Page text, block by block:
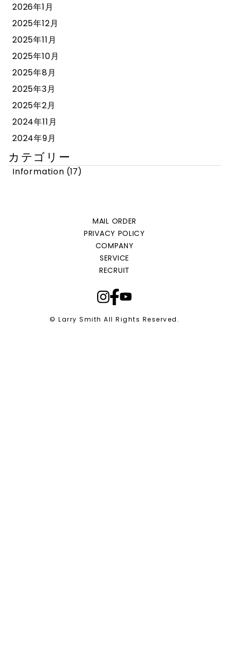
2026年1月
2025年12月
2025年11月
2025年10月
2025年8月
2025年3月
2025年2月
2024年11月
2024年9月
カテゴリー
Information (17)
MAIL ORDER
PRIVACY POLICY
COMPANY
SERVICE
RECRUIT
© Larry Smith All Rights Reserved.